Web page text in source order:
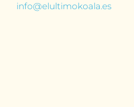
info@elultimokoala.es